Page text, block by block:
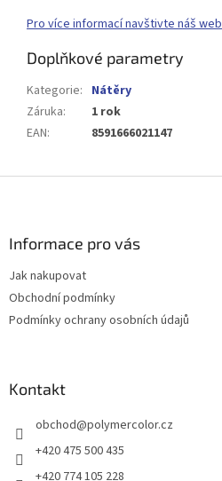
Pro více informací navštivte náš web
Doplňkové parametry
Kategorie: Nátěry
Záruka:
1 rok
EAN: 8591666021147
Informace pro vás
Jak nakupovat
Obchodní podmínky
Podmínky ochrany osobních údajů
Kontakt
obchod@polymercolor.cz
+420 475 500 435
+420 774 105 228